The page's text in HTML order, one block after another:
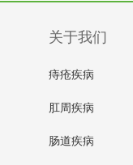
关于我们
痔疮疾病
肛周疾病
肠道疾病